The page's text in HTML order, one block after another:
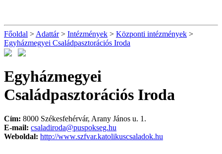
Főoldal > Adattár> Intézmények > Központi intézmények >
Egyházmegyei Családpasztorációs Iroda
Egyházmegyei
Családpasztorációs Iroda
Cím: 8000 Székesfehérvár, Arany János u. 1.
E-mail: csaladiroda@puspokseg.hu
Weboldal: http://www.szfvar.katolikuscsaladok.hu